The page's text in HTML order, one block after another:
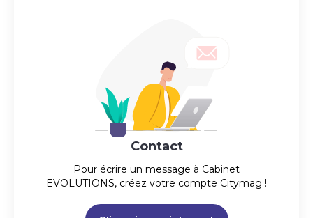
Benjamin Lagourgue Photographe
Photographe Particuliers & Entreprises
Actuellement ouvert
Contact
Pour écrire un message à Cabinet
EVOLUTIONS, créez votre compte Citymag !